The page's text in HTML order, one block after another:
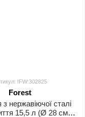
!FW:302825
Forest
нержавіючої сталі
15,5 л (Ø 28 см),